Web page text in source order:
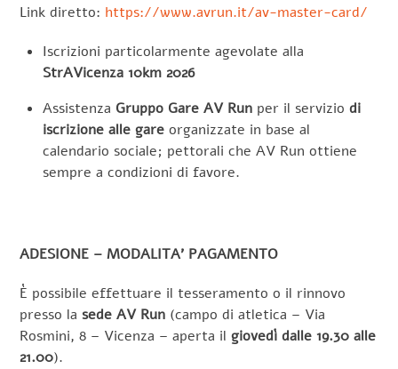
Link diretto: https://www.avrun.it/av-master-card/
Iscrizioni particolarmente agevolate alla
StrAVicenza 10km 2026
Assistenza Gruppo Gare AV Run per il servizio di
iscrizione alle gare organizzate in base al
calendario sociale; pettorali che AV Run ottiene
sempre a condizioni di favore.
ADESIONE – MODALITA’ PAGAMENTO
È possibile effettuare il tesseramento o il rinnovo
presso la sede AV Run (campo di atletica – Via
Rosmini, 8 – Vicenza – aperta ilgiovedì dalle 19.30 alle
21.00).